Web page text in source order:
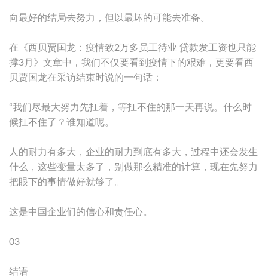
向最好的结局去努力，但以最坏的可能去准备。
在《西贝贾国龙：疫情致2万多员工待业 贷款发工资也只能
撑3月》文章中，我们不仅要看到疫情下的艰难，更要看西
贝贾国龙在采访结束时说的一句话：
“我们尽最大努力先扛着，等扛不住的那一天再说。什么时
候扛不住了？谁知道呢。
人的耐力有多大，企业的耐力到底有多大，过程中还会发生
什么，这些变量太多了，别做那么精准的计算，现在先努力
把眼下的事情做好就够了。
这是中国企业们的信心和责任心。
03
结语